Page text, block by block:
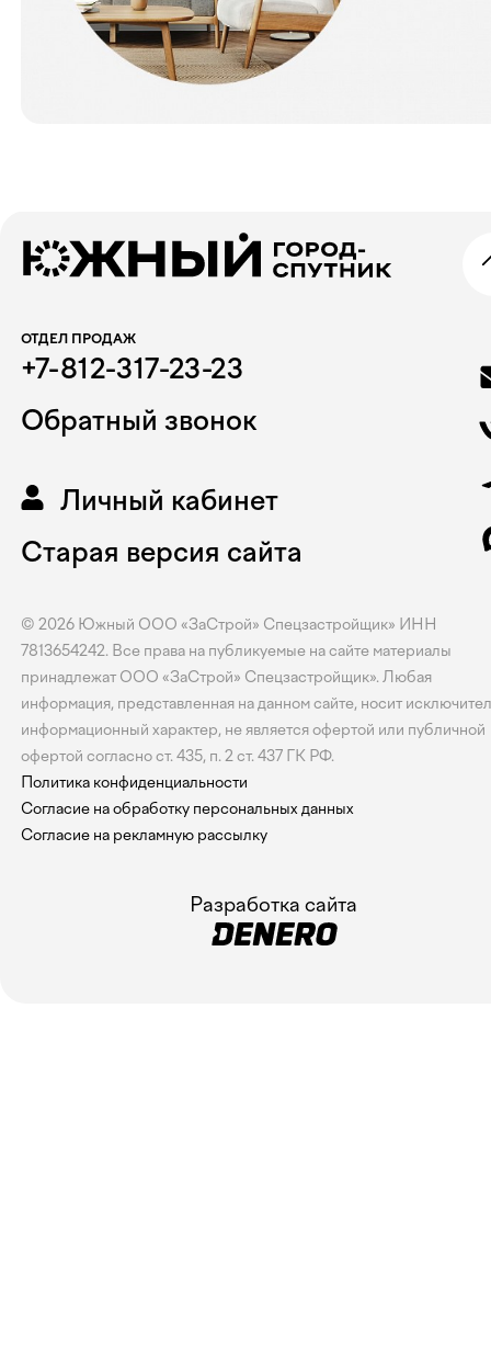
ОТДЕЛ ПРОДАЖ
+7-812-317-23-23
Обратный звонок
Личный кабинет
Старая версия сайта
© 2026 Южный ООО «ЗаСтрой» Спецзастройщик» ИНН
7813654242. Все права на публикуемые на сайте материалы
принадлежат ООО «ЗаСтрой» Спецзастройщик». Любая
информация, представленная на данном сайте, носит
информационный характер, не является офертой или публичной
офертой согласно ст. 435, п. 2 ст. 437 ГК РФ.
Политика конфиденциальности
Согласие на обработку персональных данных
Согласие на рекламную рассылку
Разработка сайта